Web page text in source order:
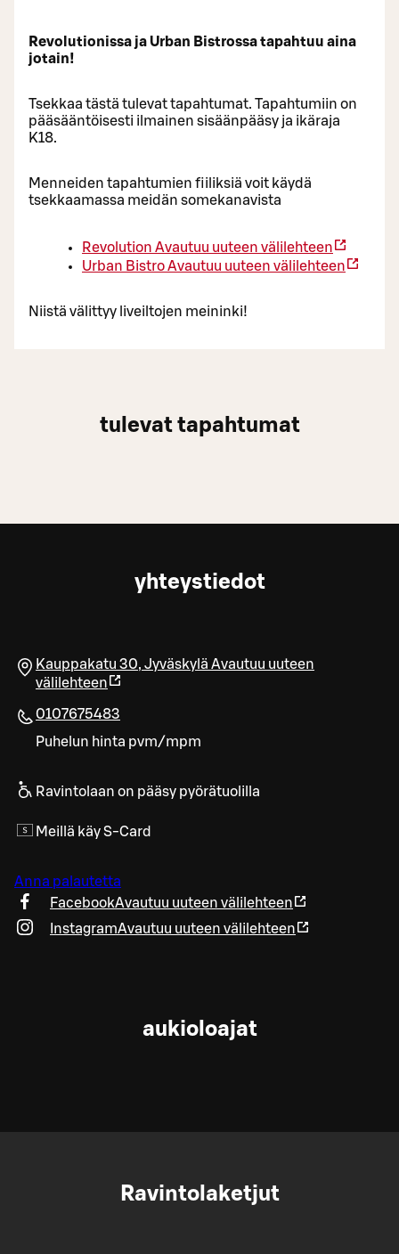
Revolutionissa ja Urban Bistrossa tapahtuu aina
jotain!
Tsekkaa tästä tulevat tapahtumat. Tapahtumiin on
pääsääntöisesti ilmainen sisäänpääsy ja ikäraja
K18.
Menneiden tapahtumien fiiliksiä voit käydä
tsekkaamassa meidän somekanavista
Revolution Avautuu uuteen välilehteen
Urban BistroAvautuu uuteen välilehteen
Niistä välittyy liveiltojen meininki!
tulevat tapahtumat
yhteystiedot
Kauppakatu 30, Jyväskylä Avautuu uuteen
välilehteen
0107675483
Puhelun hinta pvm/mpm
Ravintolaan on pääsy pyörätuolilla
Meillä käy S-Card
Anna palautetta
FacebookAvautuu uuteen välilehteen
InstagramAvautuu uuteen välilehteen
aukioloajat
Ravintolaketjut